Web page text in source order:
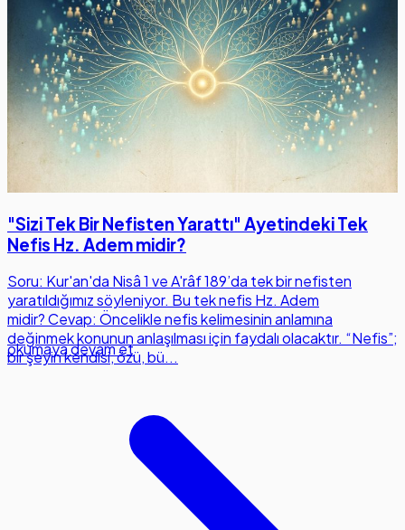
"Sizi Tek Bir Nefisten Yarattı" Ayetindeki Tek
Nefis Hz. Adem midir?
Soru: Kur'an'da Nisâ 1 ve A'râf 189’da tek bir nefisten
yaratıldığımız söyleniyor. Bu tek nefis Hz. Adem
midir? Cevap: Öncelikle nefis kelimesinin anlamına
değinmek konunun anlaşılması için faydalı olacaktır. “Nefis”;
bir şeyin kendisi, özü, bü...
okumaya devam et